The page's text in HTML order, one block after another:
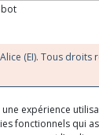
(EI). Tous droits
expérience
fonctionnels qui